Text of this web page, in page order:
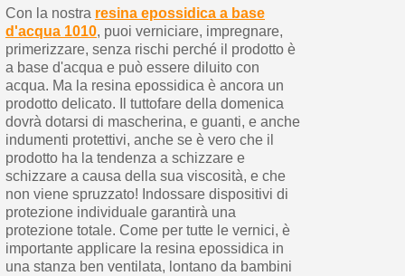
Con la nostra resina epossidica a base
d'acqua 1010, puoi verniciare, impregnare,
primerizzare, senza rischi perché il prodotto è
a base d'acqua e può essere diluito con
acqua. Ma la resina epossidica è ancora un
prodotto delicato. Il tuttofare della domenica
dovrà dotarsi di mascherina, e guanti, e anche
indumenti protettivi, anche se è vero che il
prodotto ha la tendenza a schizzare e
schizzare a causa della sua viscosità, e che
non viene spruzzato! Indossare dispositivi di
protezione individuale garantirà una
protezione totale. Come per tutte le vernici, è
importante applicare la resina epossidica in
una stanza ben ventilata, lontano da bambini